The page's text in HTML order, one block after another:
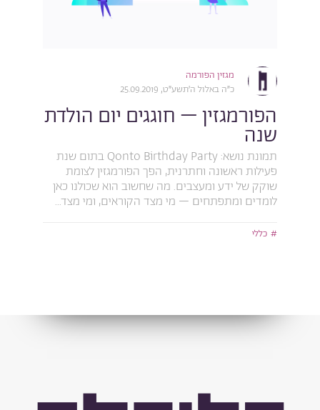
מגזין הפורמה
כ״ה באלול ה׳תשע״ט, 25.09.2019
הפורמגזין – חוגגים יום הולדת
שנה
תמונת נושא: Qonto Birthday Party בתום שנת
פעילות ראשונה וחתרנית, הפך הפורמגזין לצומת
שוקק של ידע ומעצבים. מה שחשוב הוא שכולנו כאן
לומדים ומתפתחים – מי מצד הקוראים, ומי מצד...
כללי